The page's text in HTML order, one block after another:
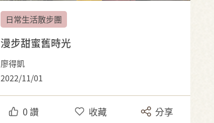
日常生活散步團
漫步甜蜜舊時光
廖得凱
2022/11/01
0讚 收藏 分享